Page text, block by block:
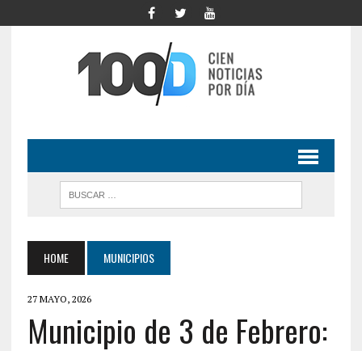
HOME MUNICIPIOS
27 MAYO, 2026
Municipio de 3 de Febrero: